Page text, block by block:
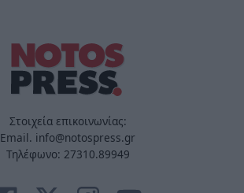
Στοιχεία επικοινωνίας:
Email. info@notospress.gr
Τηλέφωνο: 27310.89949